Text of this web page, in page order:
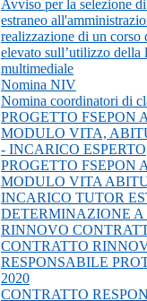
Avviso per la selezione
estraneo
realizzazione di un
elevato sull’utilizzo della
multimediale
Nomina NIV
Nomina coordinatori di
PROGETTO FSEPON
MODULO VITA,
- INCARICO ESPERTO
PROGETTO FSEPON
MODULO VITA
INCARICO TUTOR
DETERMINAZIONE A
RINNOVO
CONTRATTO
RESPONSABILE
2020
CONTRATTO